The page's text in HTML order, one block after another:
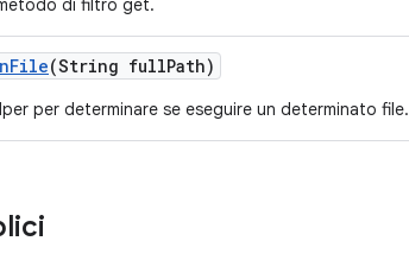
di filtro get.
File(String fullPath)
per determinare se eseguire un determinato file.